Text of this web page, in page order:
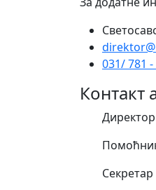
031/ 781 -
Контакт